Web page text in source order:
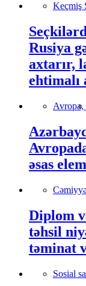
Keçmiş
Rusiya
axtarır,
ehtimalı
Avropa,
əsas
Diplom
təhsil
təminat
Sosial